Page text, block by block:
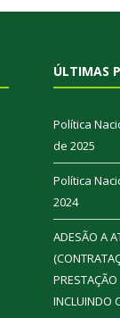
ÚLTIMAS
Política
de 2025
Política
2024
ADESÃO A
INCLUINDO